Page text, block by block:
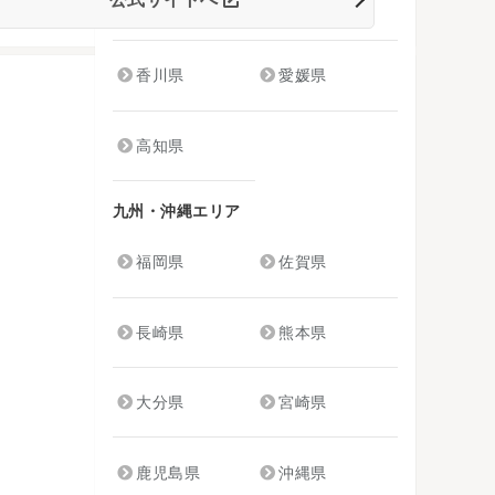
山口県
香川県 愛媛県
高知県
九州・沖縄エリア
福岡県 佐賀県
長崎県 熊本県
大分県 宮崎県
鹿児島県 沖縄県